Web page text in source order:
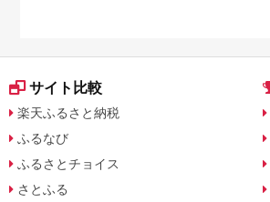
サイト比較
楽天ふるさと納税
ふるなび
ふるさとチョイス
さとふる